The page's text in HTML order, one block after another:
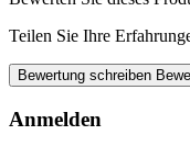
Teilen Sie Ihre
Bewertung schreiben
Anmelden